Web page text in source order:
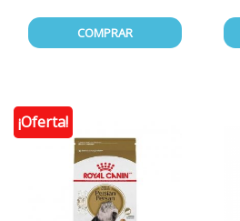
COMPRAR
¡Oferta!